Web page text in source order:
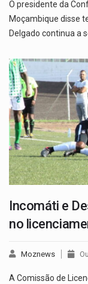
O presidente da
Moçambique disse
Delgado continua a
Incomáti e
no
Moznews
A Comissão de